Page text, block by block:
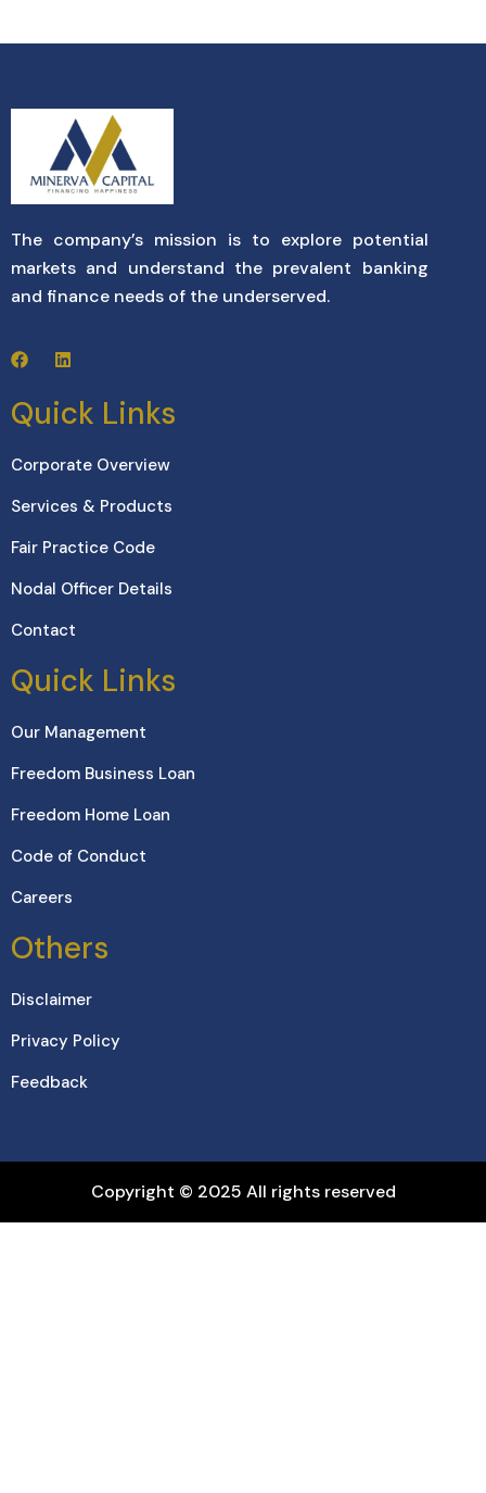
The company’s mission is to explore potential
markets and understand the prevalent banking
and finance needs of the underserved.
Quick Links
Corporate Overview
Services & Products
Fair Practice Code
Nodal Officer Details
Contact
Quick Links
Our Management
Freedom Business Loan
Freedom Home Loan
Code of Conduct
Careers
Others
Disclaimer
Privacy Policy
Feedback
Copyright © 2025 All rights reserved